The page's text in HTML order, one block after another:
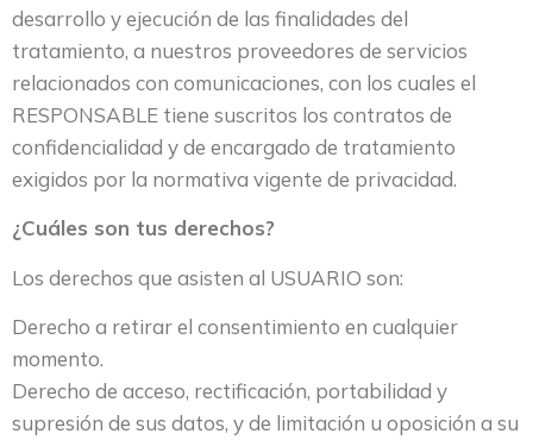
desarrollo y ejecución de las finalidades del
tratamiento, a nuestros proveedores de servicios
relacionados con comunicaciones, con los cuales el
RESPONSABLE tiene suscritos los contratos de
confidencialidad y de encargado de tratamiento
exigidos por la normativa vigente de privacidad.
¿Cuáles son tus derechos?
Los derechos que asisten al USUARIO son:
Derecho a retirar el consentimiento en cualquier
momento.
Derecho de acceso, rectificación, portabilidad y
supresión de sus datos, y de limitación u oposición a su